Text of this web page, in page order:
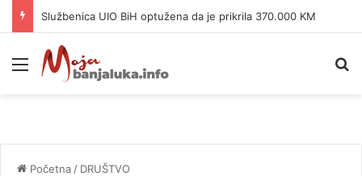
Službenica UIO BiH optužena da je prikrila 370.000 KM
Meni
Početna / DRUŠTVO